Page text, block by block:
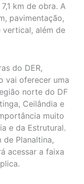
km de obra. A
pavimentação,
vertical, além de
do DER,
vai oferecer uma
norte do DF
Ceilândia e
muito
e da Estrutural.
Planaltina,
acessar a faixa